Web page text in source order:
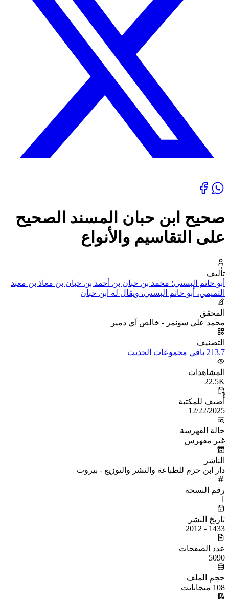
صحيح ابن حبان المسند الصحيح
على التقاسيم والأنواع
تأليف
أبو حاتم البستي؛ محمد بن حبان بن أحمد بن حبان بن معاذ بن معبد
التميمي، أبو حاتم البستي، ويقال له ابن حبان
المحقق
محمد علي سونمر - خالص آي دمير
التصنيف
213.7 باقي مجموعات الحديث
المشاهدات
22.5K
أُضيف للمكتبة
12/22/2025
حالة الفهرسة
غير مفهرس
الناشر
دار ابن حزم للطباعة والنشر والتوزيع - بيروت
رقم النسخة
1
تاريخ النشر
1433 - 2012
عدد الصفحات
5090
حجم الملف
108 ميجابايت